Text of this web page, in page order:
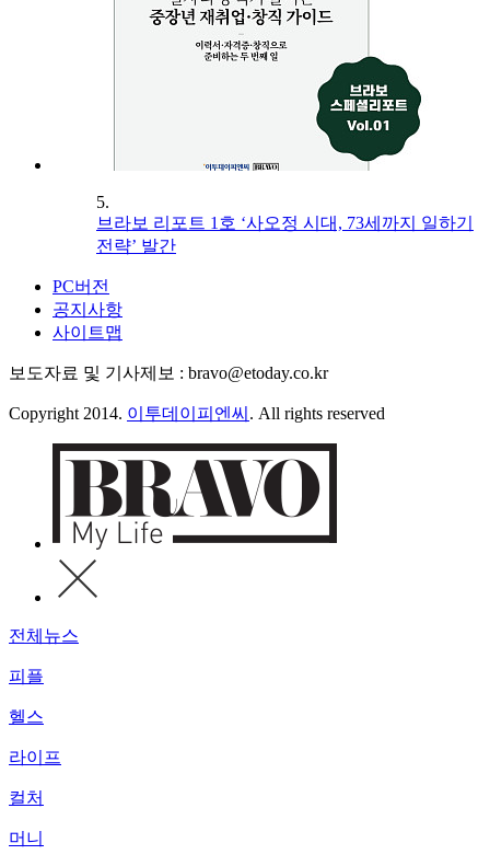
5.
브라보 리포트 1호 ‘사오정 시대, 73세까지 일하기
전략’ 발간
PC버전
공지사항
사이트맵
보도자료 및 기사제보 : bravo@etoday.co.kr
Copyright 2014. 이투데이피엔씨 . All rights reserved
전체뉴스
피플
헬스
라이프
컬처
머니